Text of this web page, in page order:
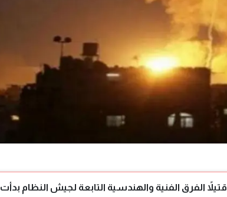
إسرائيل تستهدف قلب دمشق.. وسقوط 15 قتيلاً الفرق الفنية والهندسية التابعة لجيش النظام بدأت